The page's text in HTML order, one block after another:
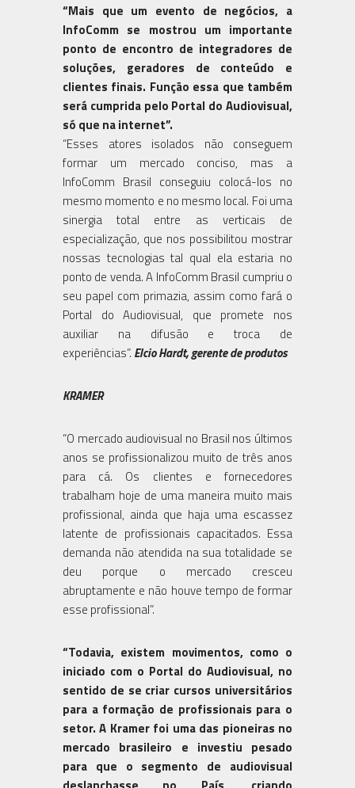
“Mais que um evento de negócios, a
InfoComm se mostrou um importante
ponto de encontro de integradores de
soluções, geradores de conteúdo e
clientes finais. Função essa que também
será cumprida pelo Portal do Audiovisual,
só que na internet”.
“Esses atores isolados não conseguem
formar um mercado conciso, mas a
InfoComm Brasil conseguiu colocá-los no
mesmo momento e no mesmo local. Foi uma
sinergia total entre as verticais de
especialização, que nos possibilitou mostrar
nossas tecnologias tal qual ela estaria no
ponto de venda. A InfoComm Brasil cumpriu o
seu papel com primazia, assim como fará o
Portal do Audiovisual, que promete nos
auxiliar na difusão e troca de
experiências”. Elcio Hardt, gerente de produtos
KRAMER
“O mercado audiovisual no Brasil nos últimos
anos se profissionalizou muito de três anos
para cá. Os clientes e fornecedores
trabalham hoje de uma maneira muito mais
profissional, ainda que haja uma escassez
latente de profissionais capacitados. Essa
demanda não atendida na sua totalidade se
deu porque o mercado cresceu
abruptamente e não houve tempo de formar
esse profissional”.
“Todavia, existem movimentos, como o
iniciado com o Portal do Audiovisual, no
sentido de se criar cursos universitários
para a formação de profissionais para o
setor. A Kramer foi uma das pioneiras no
mercado brasileiro e investiu pesado
para que o segmento de audiovisual